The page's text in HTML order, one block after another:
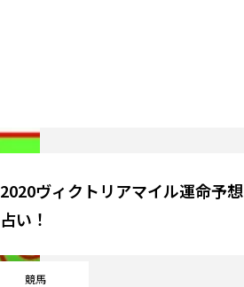
競馬
2020ヴィクトリアマイル運命予想
占い！